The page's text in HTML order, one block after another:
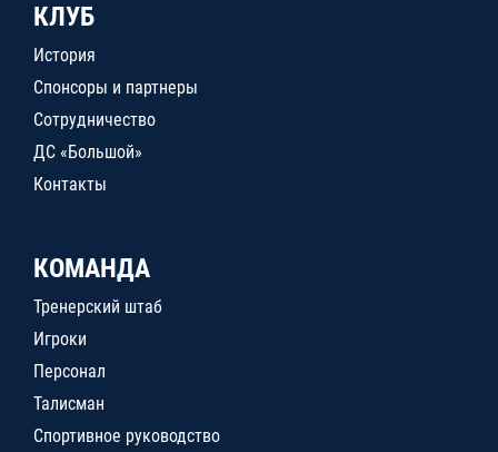
КЛУБ
История
Спонсоры и партнеры
Сотрудничество
ДС «Большой»
Контакты
КОМАНДА
Тренерский штаб
Игроки
Персонал
Талисман
Спортивное руководство